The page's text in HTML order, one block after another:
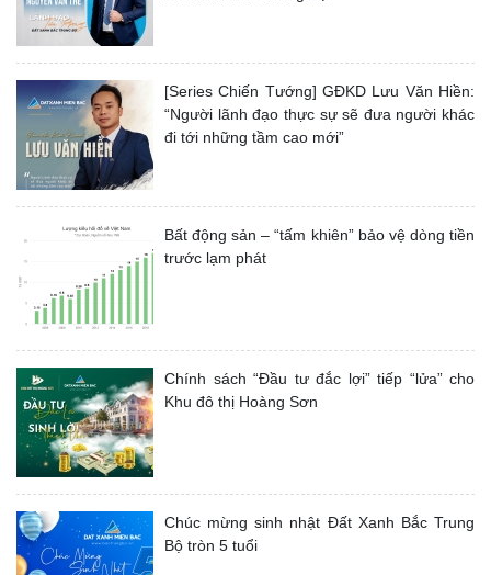
[Series Chiến Tướng] GĐKD Lưu Văn Hiền:
“Người lãnh đạo thực sự sẽ đưa người khác
đi tới những tầm cao mới”
Bất động sản – “tấm khiên” bảo vệ dòng tiền
trước lạm phát
Chính sách “Đầu tư đắc lợi” tiếp “lửa” cho
Khu đô thị Hoàng Sơn
Chúc mừng sinh nhật Đất Xanh Bắc Trung
Bộ tròn 5 tuổi